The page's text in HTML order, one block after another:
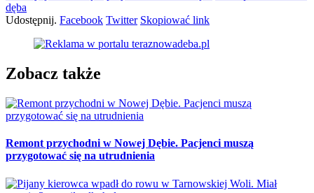
dęba
Udostępnij. Facebook Twitter Skopiować link
Zobacz także
Remont przychodni w Nowej Dębie. Pacjenci muszą
przygotować się na utrudnienia